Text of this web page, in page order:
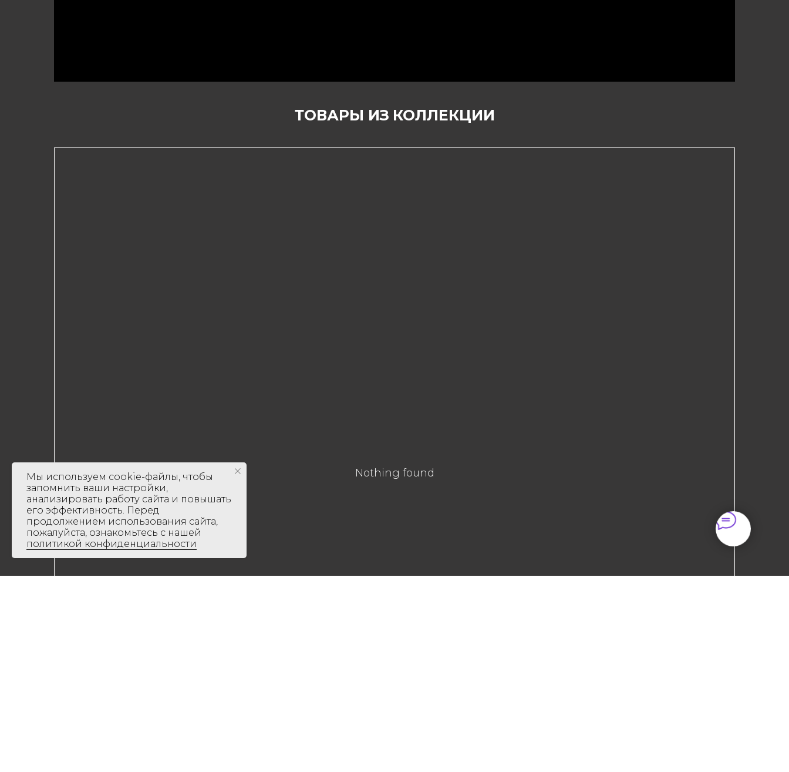
ТОВАРЫ ИЗ КОЛЛЕКЦИИ
Nothing found
Мы используем cookie-файлы, чтобы
запомнить ваши настройки,
анализировать работу сайта и повышать
его эффективность. Перед
продолжением использования сайта,
пожалуйста, ознакомьтесь с нашей
политикой конфиденциальности